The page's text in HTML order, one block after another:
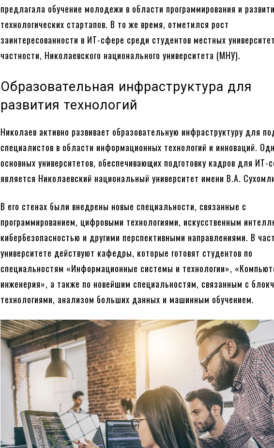
предлагала обучение молодежи в области программирования и
технологических стартапов. В то же время, отметился рост
заинтересованности в ИТ-сфере среди студентов местных
частности, Николаевского национального университета (МНУ).
Образовательная инфраструктура для
развития технологий
Николаев активно развивает образовательную инфраструктуру для
специалистов в области информационных технологий и инноваций.
основных университетов, обеспечивающих подготовку кадров для ИТ-
является Николаевский национальный университет имени В.А.
В его стенах были внедрены новые специальности, связанные с
программированием, цифровыми технологиями, искусственным
кибербезопасностью и другими перспективными направлениями. В
университете действуют кафедры, которые готовят студентов по
специальностям «Информационные системы и технологии»,
инженерия», а также по новейшим специальностям, связанным с
технологиями, анализом больших данных и машинным обучением.